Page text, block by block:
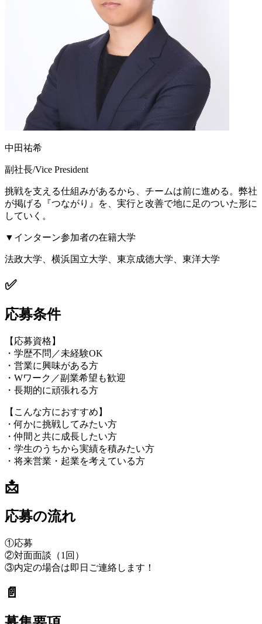
中田祐希
副社長/Vice President
挑戦を支える仕組みがあるから、チームは前に進める。弊社
が掲げる『つながり』を、実行と改善で地に足のついた形に
していく。
▼インターン参加者の在籍大学
法政大学、横浜国立大学、東京成徳大学、東洋大学
✅
応募条件
【応募資格】
・学歴不問／未経験OK
・営業に興味がある方
・Wワーク／副業希望も歓迎
・長期的に頑張れる方
【こんな方におすすめ】
・何かに挑戦してみたい方
・仲間と共に成長したい方
・学生のうちから実績を積みたい方
・将来営業・起業を考えている方
📩
応募の流れ
①応募
②対面面談（1回）
③内定の場合は即日ご連絡します！
📄